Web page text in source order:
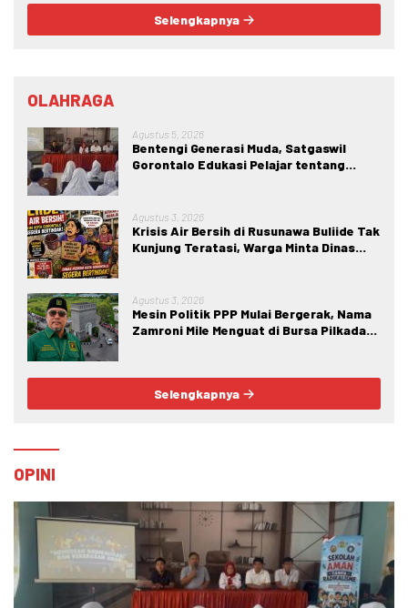
Selengkapnya
OLAHRAGA
Agustus 5, 2026
Bentengi Generasi Muda, Satgaswil
Gorontalo Edukasi Pelajar tentang
Agustus 3, 2026
Krisis Air Bersih di Rusunawa Buliide Tak
Kunjung Teratasi, Warga Minta Dinas
Agustus 3, 2026
Mesin Politik PPP Mulai Bergerak, Nama
Zamroni Mile Menguat di Bursa Pilkada
Selengkapnya
OPINI